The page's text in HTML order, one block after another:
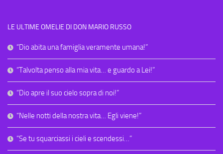
LE ULTIME OMELIE DI DON MARIO RUSSO
“Dio abita una famiglia veramente umana!”
“Talvolta penso alla mia vita… e guardo a Lei!”
“Dio apre il suo cielo sopra di noi!”
“Nelle notti della nostra vita… Egli viene!”
“Se tu squarciassi i cieli e scendessi…”